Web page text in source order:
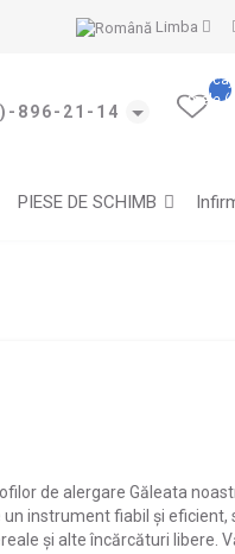
Limba
896-21-14
mele (0)
PIESE DE SCHIMB
de alergare Găleata
instrument fiabil și eficient,
și alte încărcături libere.